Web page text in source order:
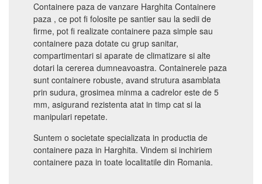
Containere paza de vanzare Harghita Containere
paza , ce pot fi folosite pe santier sau la sedii de
firme, pot fi realizate containere paza simple sau
containere paza dotate cu grup sanitar,
compartimentari si aparate de climatizare si alte
dotari la cererea dumneavoastra. Containerele paza
sunt containere robuste, avand strutura asamblata
prin sudura, grosimea minma a cadrelor este de 5
mm, asigurand rezistenta atat in timp cat si la
manipulari repetate.
Suntem o societate specializata in productia de
containere paza in Harghita. Vindem si inchiriem
containere paza in toate localitatile din Romania.